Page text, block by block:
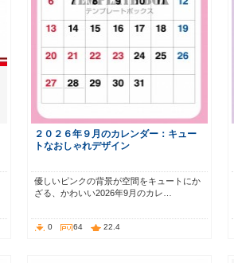
２０２６年９月のカレンダー：キュー
トなおしゃれデザイン
優しいピンクの背景が空間をキュートにか
ざる、かわいい2026年9月のカレ…
0 64 22.4